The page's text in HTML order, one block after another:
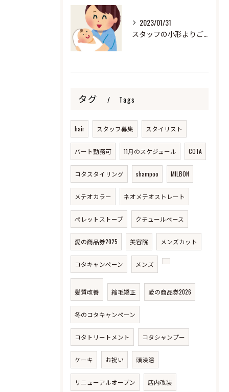
2023/01/31
スタッフの小形よりご報告
タグ Tags
hair スタッフ募集 スタイリスト
パート勤務可 11月のスケジュール COTA
コタスタイリング shampoo MILBON
メテオカラー ネオメテオストレート
ペレットストーブ クチュールベース
愛の商品券2025 美容院 メンズカット
コタキャンペーン メンズ
髪質改善 縮毛矯正 愛の商品券2026
冬のコタキャンペーン
コタトリートメント コタシャンプー
ケーキ お祝い 頭浸浴
リニューアルオープン 店内改装